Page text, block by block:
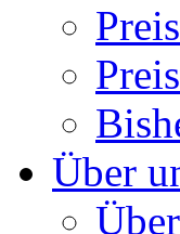
Über